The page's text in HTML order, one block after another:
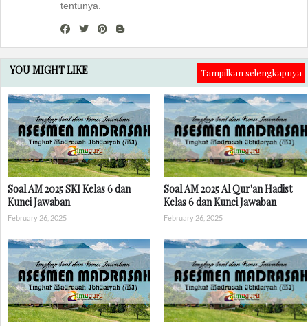
tentunya.
YOU MIGHT LIKE Tampilkan selengkapnya
Soal AM 2025 SKI Kelas 6 dan
Kunci Jawaban
February 26, 2025
Soal AM 2025 Al Qur'an Hadist
Kelas 6 dan Kunci Jawaban
February 26, 2025